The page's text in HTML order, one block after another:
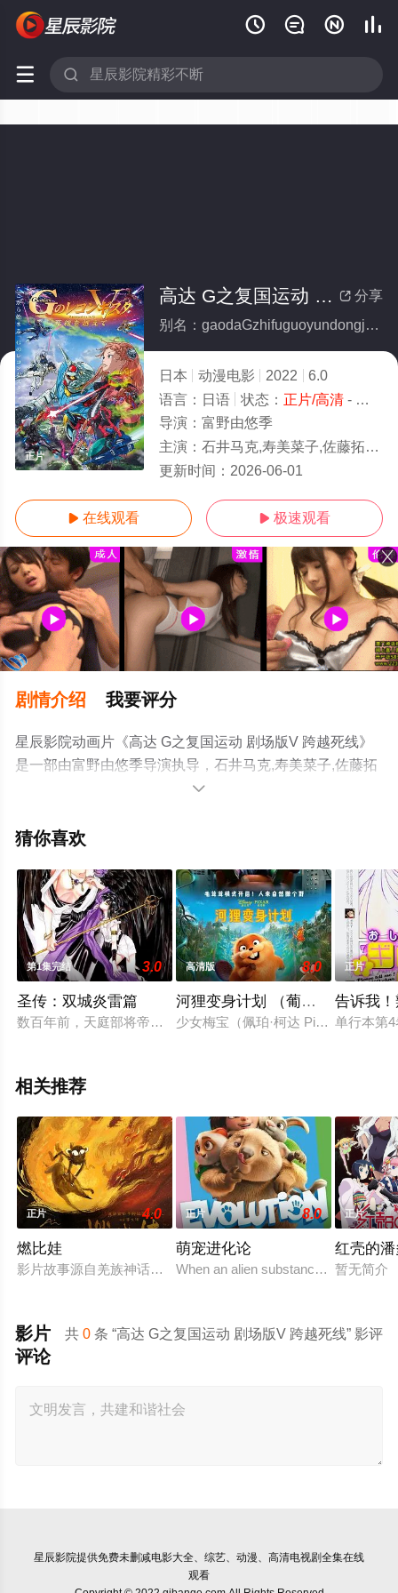
   
 
正片
 分享
高达 G之复国运动 剧场版V 跨越死线
别名：gaodaGzhifuguoyundongjuchangbanVkuayuesixian
日本 动漫电影 2022
6.0
语言： 日语 状态： 正片/高清- 免费在线观看
导演： 富野由悠季
主演： 石井马克,寿美菜子,佐藤拓也,高垣彩阳,
更新时间： 2026-06-01
 在线观看  极速观看
剧情介绍 我要评分
星辰影院动画片《高达 G之复国运动 剧场版V 跨越死线》
是一部由富野由悠季导演执导，石井马克,寿美菜子,佐藤拓
也,高垣彩阳,等明星演员精彩演绎的日本电影，手机免费观
信息可移步至豆瓣电影、电视猫或剧情网等平台了解。

猜你喜欢
第1集完结 3.0
圣传：双城炎雷篇
数百年前，天庭部将帝释天（若本规夫 配音）谋反杀害天帝，
高清版 8.0
河狸变身计划 （葡萄牙语）
少女梅宝（佩珀·柯达 Piper Curda
正片
告诉我
单行本第
相关推荐
正片 4.0
燃比娃
影片故事源自羌族神话，讲述了一只被人类抚养长大的猴子，追
正片 8.0
萌宠进化论
When an alien substance mixes
正片
红壳的
暂无简介
共0 条 “高达 G之复国运动 剧场版V 跨越死线” 影评
影片
评论
星辰影院提供免费未删减电影大全、综艺、动漫、高清电视剧全集在线
观看